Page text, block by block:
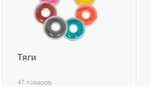
47 товаров
Тяги